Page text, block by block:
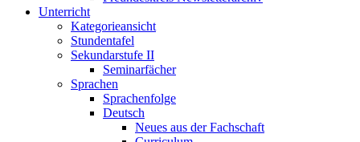
Unterricht
Kategorieansicht
Stundentafel
Sekundarstufe II
Seminarfächer
Sprachen
Sprachenfolge
Deutsch
Neues aus der Fachschaft